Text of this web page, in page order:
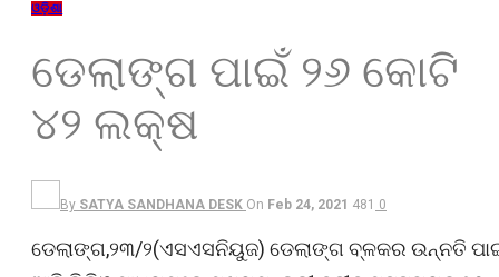
ଓଡ଼ିଶା
ଡେଲାଙ୍ଗ ପାଇଁ ୨୬ କୋଟି
୪୨ ଲକ୍ଷ
By SATYA SANDHANA DESK On Feb 24, 2021 481 0
ଡେଲାଙ୍ଗ,୨୩/୨(ଏସଏସନିୟୁଜ) ଡେଲାଙ୍ଗ ବ୍ଳକର ଉନ୍ନତି